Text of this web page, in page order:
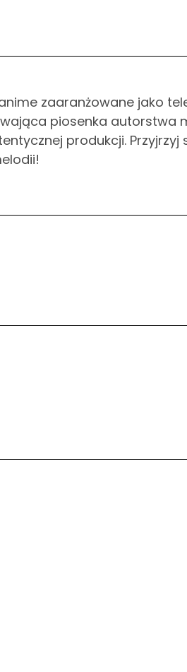
zaaranżowane jako
piosenka autorstwa
produkcji. Przyjrzyj